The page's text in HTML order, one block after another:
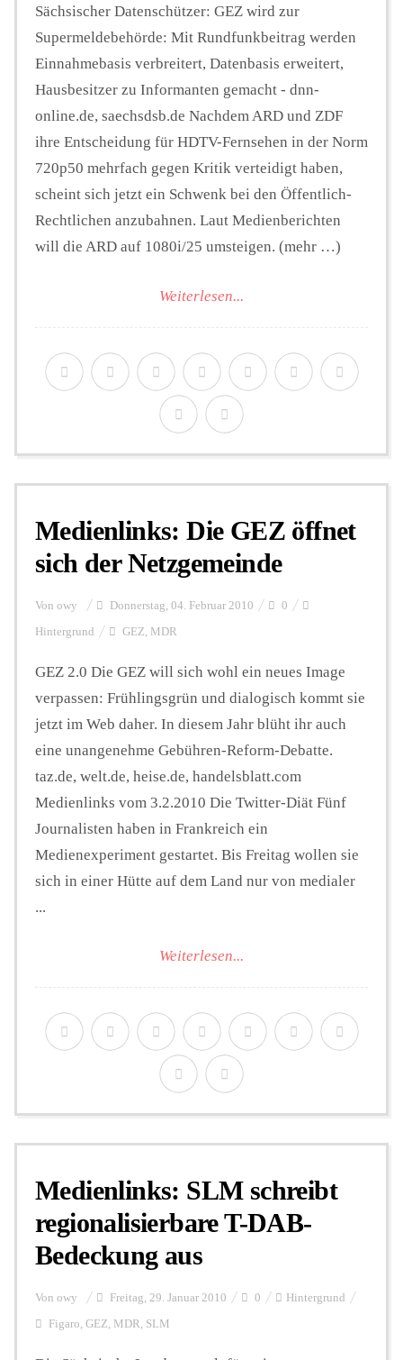
Sächsischer Datenschützer: GEZ wird zur
Supermeldebehörde: Mit Rundfunkbeitrag werden
Einnahmebasis verbreitert, Datenbasis erweitert,
Hausbesitzer zu Informanten gemacht - dnn-
online.de, saechsdsb.de Nachdem ARD und ZDF
ihre Entscheidung für HDTV-Fernsehen in der Norm
720p50 mehrfach gegen Kritik verteidigt haben,
scheint sich jetzt ein Schwenk bei den Öffentlich-
Rechtlichen anzubahnen. Laut Medienberichten
will die ARD auf 1080i/25 umsteigen. (mehr …)
Weiterlesen...
Medienlinks: Die GEZ öffnet
sich der Netzgemeinde
Von owy Donnerstag, 04. Februar 2010 0
Hintergrund GEZ, MDR
GEZ 2.0 Die GEZ will sich wohl ein neues Image
verpassen: Frühlingsgrün und dialogisch kommt sie
jetzt im Web daher. In diesem Jahr blüht ihr auch
eine unangenehme Gebühren-Reform-Debatte.
taz.de, welt.de, heise.de, handelsblatt.com
Medienlinks vom 3.2.2010 Die Twitter-Diät Fünf
Journalisten haben in Frankreich ein
Medienexperiment gestartet. Bis Freitag wollen sie
sich in einer Hütte auf dem Land nur von medialer
...
Weiterlesen...
Medienlinks: SLM schreibt
regionalisierbare T-DAB-
Bedeckung aus
Von owy Freitag, 29. Januar 2010 0 Hintergrund
Figaro, GEZ, MDR, SLM